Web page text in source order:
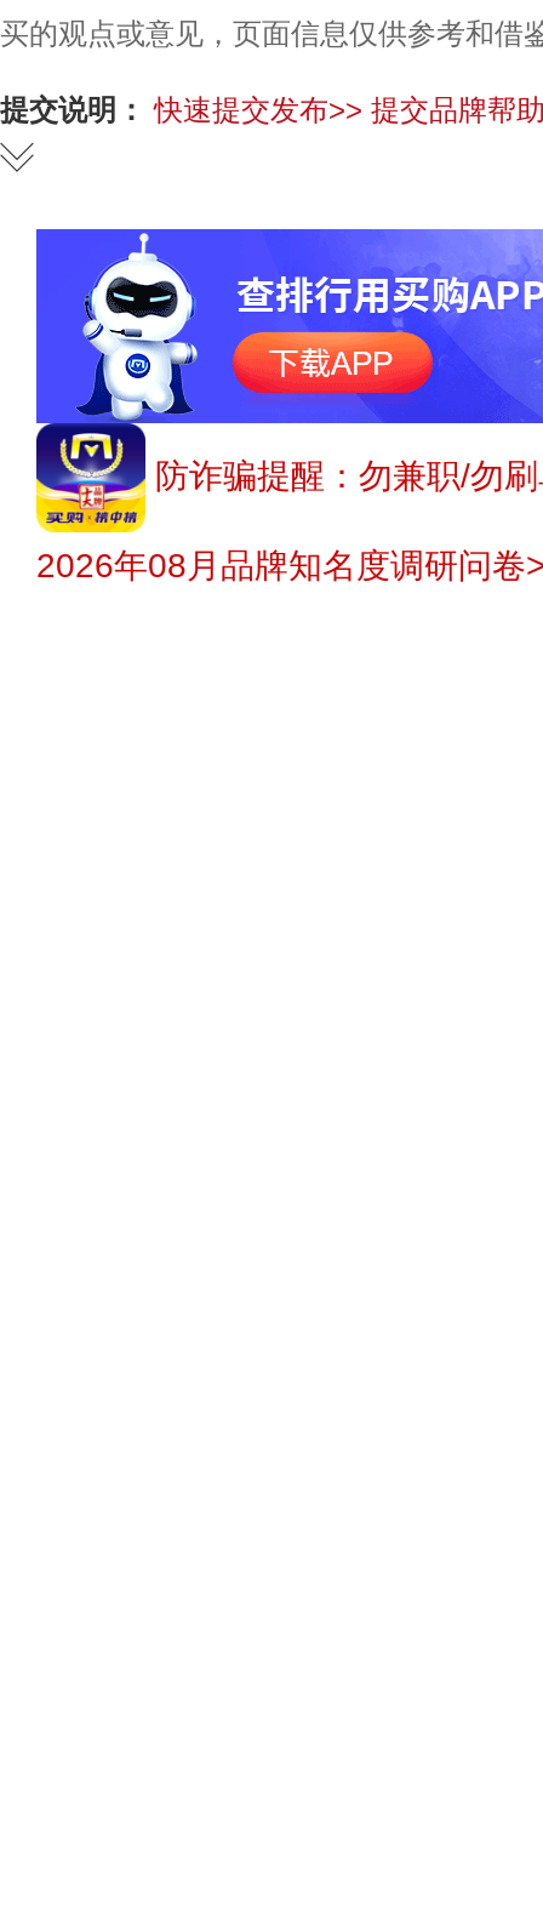
买的观点或意见，页面信息仅供参考和借
提交说明： 快速提交发布>> 提交品牌帮
防诈骗提醒：勿兼职/勿
2026年08月品牌知名度调研问卷